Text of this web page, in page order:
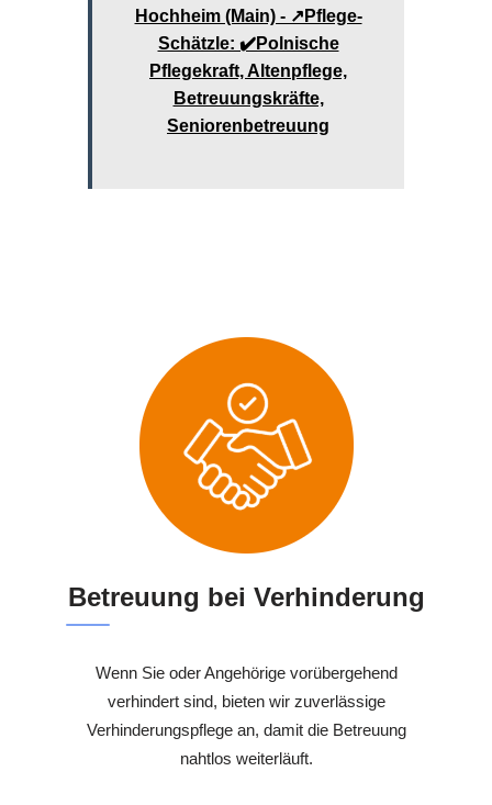
Hochheim (Main) - ↗️Pflege-
Schätzle: ✔️Polnische
Pflegekraft, Altenpflege,
Betreuungskräfte,
Seniorenbetreuung
Betreuung bei Verhinderung
Wenn Sie oder Angehörige vorübergehend
verhindert sind, bieten wir zuverlässige
Verhinderungspflege an, damit die Betreuung
nahtlos weiterläuft.